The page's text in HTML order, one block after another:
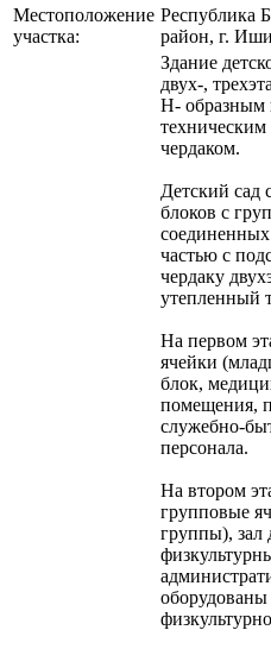
Местоположение
участка:
Республика
район, г.
Здание
двух-,
Н- образным
чердаком.
Детский сад
блоков с
частью с
чердаку
утепленный
На первом
ячейки
блок,
помещения,
служебно-
персонала.
На втором
групповые
группы), зал